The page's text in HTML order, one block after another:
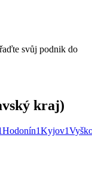
svůj podnik do
kraj)
Hodonín1Kyjov1